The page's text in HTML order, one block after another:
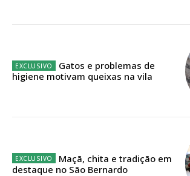
Escolha o plano
DIGITAL ANUAL
Gatos e problemas de
higiene motivam queixas na vila
Maçã, chita e tradição em
destaque no São Bernardo